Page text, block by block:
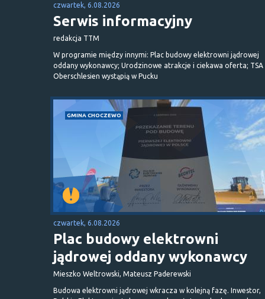
czwartek, 6.08.2026
Serwis informacyjny
redakcja TTM
W programie między innymi: Plac budowy elektrowni jądrowej
oddany wykonawcy; Urodzinowe atrakcje i ciekawa oferta; TSA
Oberschlesien wystąpią w Pucku
GMINA CHOCZEWO
czwartek, 6.08.2026
Plac budowy elektrowni
jądrowej oddany wykonawcy
Mieszko Weltrowski, Mateusz Paderewski
Budowa elektrowni jądrowej wkracza w kolejną fazę. Inwestor,